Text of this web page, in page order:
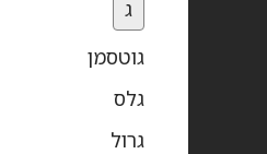
ג
גוטסמן
גלס
גרול